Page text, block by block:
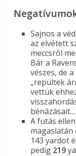
Sajnos a
az elvétett
meccsről
Bár a
vészes, de
„repültek
vettük
bénázásait…
A futás
magaslatán
143 yardot
pedig 219